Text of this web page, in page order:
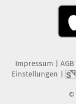
Impressum | AGB
Einstellungen |
©